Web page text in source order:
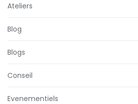
Ateliers
Blog
Blogs
Conseil
Evenementiels